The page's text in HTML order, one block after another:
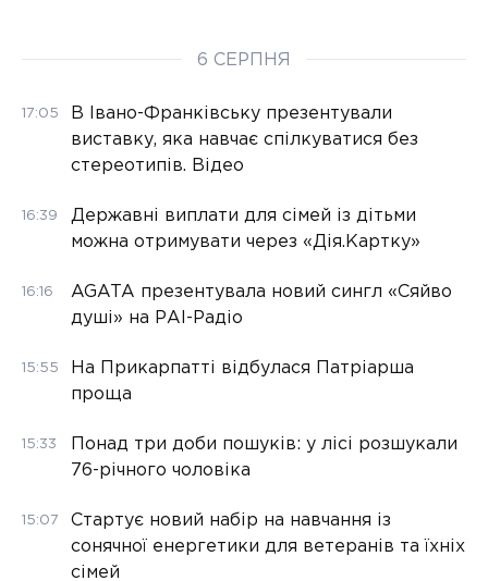
6 СЕРПНЯ
17:05
В Івано-Франківську презентували
виставку, яка навчає спілкуватися без
стереотипів. Відео
16:39
Державні виплати для сімей із дітьми
можна отримувати через «Дія.Картку»
16:16
AGATA презентувала новий сингл «Сяйво
душі» на РАІ-Радіо
15:55
На Прикарпатті відбулася Патріарша
проща
15:33
Понад три доби пошуків: у лісі розшукали
76-річного чоловіка
15:07
Стартує новий набір на навчання із
сонячної енергетики для ветеранів та їхніх
сімей